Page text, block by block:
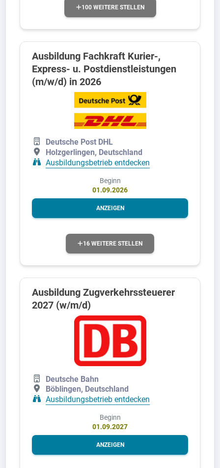
100 WEITERE STELLEN
Ausbildung Fachkraft Kurier-,
Express- u. Postdienstleistungen
(m/w/d) in 2026
Deutsche Post DHL
Holzgerlingen, Deutschland
Ausbildungsbetrieb entdecken
Beginn
01.09.2026
ANZEIGEN
16 WEITERE STELLEN
Ausbildung Zugverkehrssteuerer
2027 (w/m/d)
Deutsche Bahn
Böblingen, Deutschland
Ausbildungsbetrieb entdecken
Beginn
01.09.2027
ANZEIGEN